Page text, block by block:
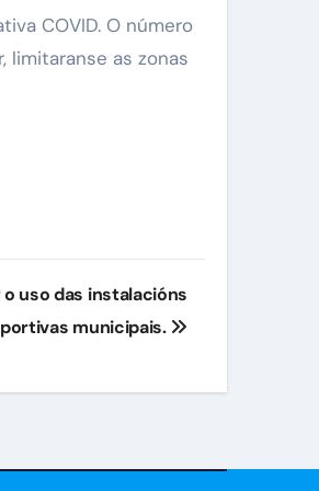
COVID. O número
as zonas
uso das instalacións
municipais.